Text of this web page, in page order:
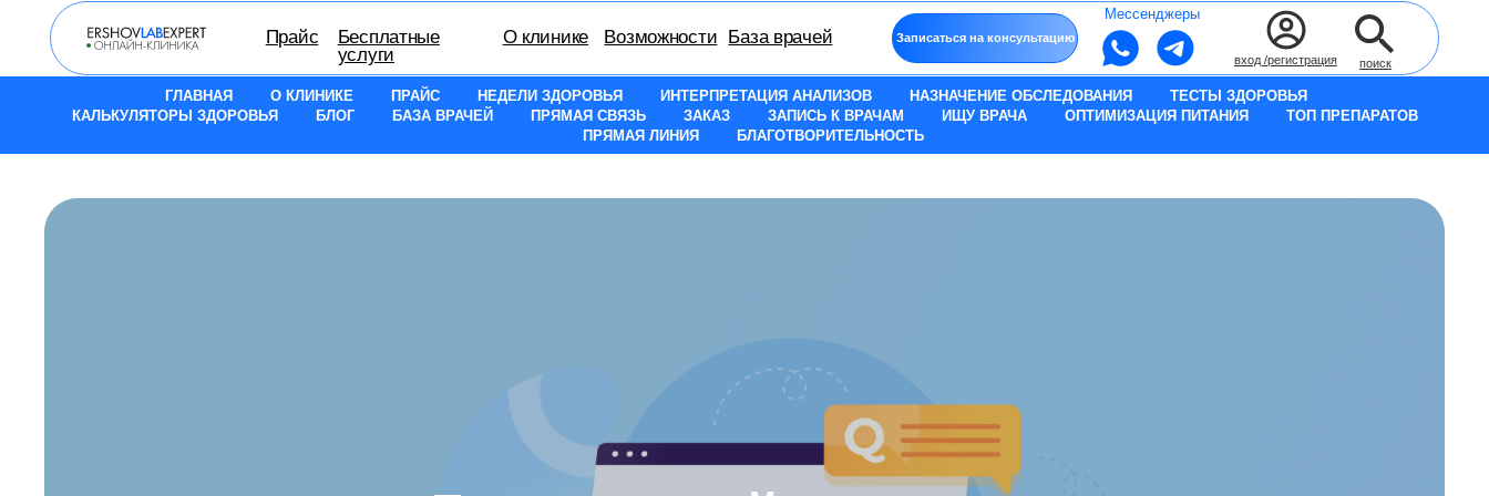
Записаться на консультацию
Мессенджеры
Прайс
Бесплатные
услуги
О клинике Возможности База врачей
вход /регистрация поиск
ГЛАВНАЯ О КЛИНИКЕ ПРАЙС НЕДЕЛИ ЗДОРОВЬЯ ИНТЕРПРЕТАЦИЯ АНАЛИЗОВ НАЗНАЧЕНИЕ ОБСЛЕДОВАНИЯ
ТЕСТЫ ЗДОРОВЬЯ
КАЛЬКУЛЯТОРЫ ЗДОРОВЬЯ
БЛОГ БАЗА ВРАЧЕЙ ПРЯМАЯ СВЯЗЬ ЗАКАЗ ЗАПИСЬ К ВРАЧАМ ИЩУ ВРАЧА ОПТИМИЗАЦИЯ ПИТАНИЯ
ТОП ПРЕПАРАТОВ
ПРЯМАЯ ЛИНИЯ
БЛАГОТВОРИТЕЛЬНОСТЬ